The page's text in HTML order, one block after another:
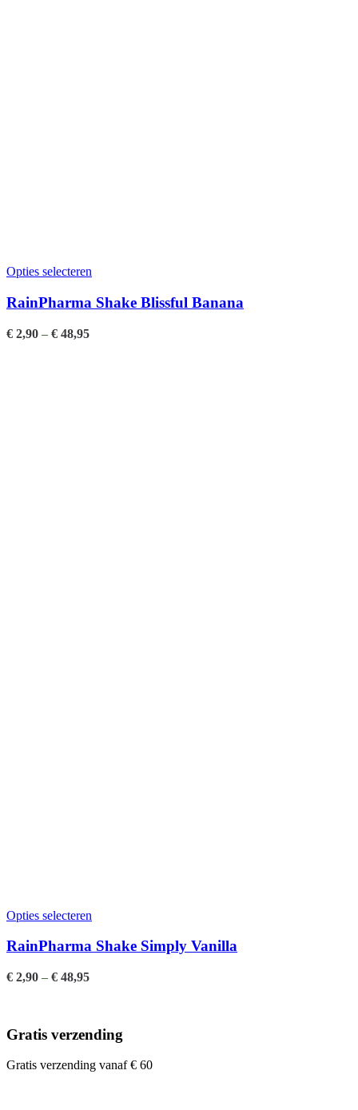
Opties selecteren
RainPharma Shake Blissful Banana
€ 2,90 – € 48,95
Opties selecteren
RainPharma Shake Simply Vanilla
€ 2,90 – € 48,95
Gratis verzending
Gratis verzending vanaf € 60